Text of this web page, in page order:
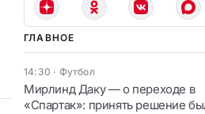
ГЛАВНОЕ
14:30 · Футбол
Мирлинд Даку — о переходе в
«Спартак»: принять решение